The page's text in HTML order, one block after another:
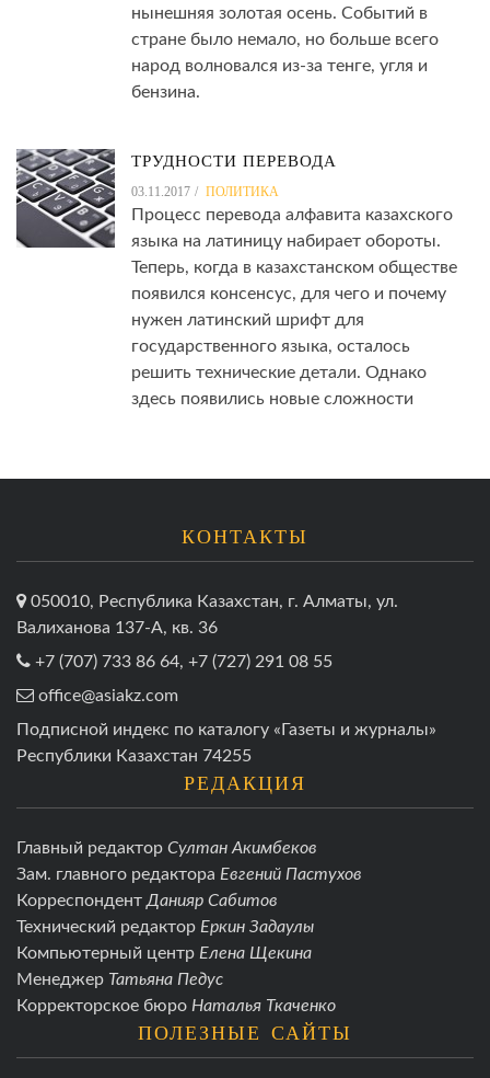
нынешняя золотая осень. Событий в
стране было немало, но больше всего
народ волновался из-за тенге, угля и
бензина.
ТРУДНОСТИ ПЕРЕВОДА
03.11.2017 ПОЛИТИКА
Процесс перевода алфавита казахского
языка на латиницу набирает обороты.
Теперь, когда в казахстанском обществе
появился консенсус, для чего и почему
нужен латинский шрифт для
государственного языка, осталось
решить технические детали. Однако
здесь появились новые сложности
КОНТАКТЫ
050010, Республика Казахстан, г. Алматы, ул.
Валиханова 137-А, кв. 36
+7 (707) 733 86 64, +7 (727) 291 08 55
office@asiakz.com
Подписной индекс по каталогу «Газеты и журналы»
Республики Казахстан 74255
РЕДАКЦИЯ
Главный редактор Султан Акимбеков
Зам. главного редактора Евгений Пастухов
Корреспондент Данияр Сабитов
Технический редактор Еркин Задаулы
Компьютерный центр Елена Щекина
Менеджер Татьяна Педус
Корректорское бюро Наталья Ткаченко
ПОЛЕЗНЫЕ САЙТЫ